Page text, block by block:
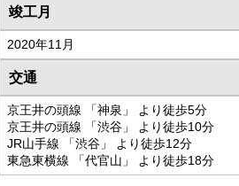
竣工月
2020年11月
交通
京王井の頭線 「神泉」 より徒歩5分
京王井の頭線 「渋谷」 より徒歩10分
JR山手線 「渋谷」 より徒歩12分
東急東横線 「代官山」 より徒歩18分